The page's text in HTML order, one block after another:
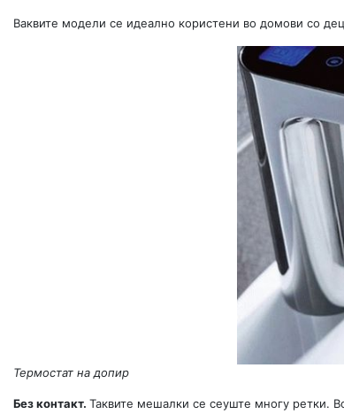
Ваквите модели се идеално користени во домови со
Термостат на допир
Без контакт. Таквите мешалки се сеуште многу ретки.